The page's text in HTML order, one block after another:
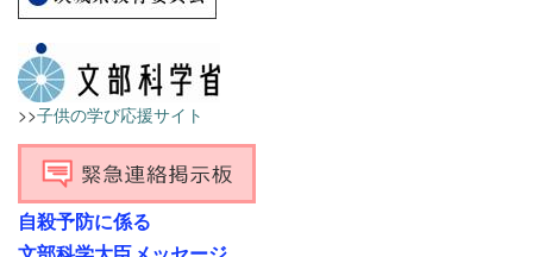
>>子供の学び応援サイト
自殺予防に係る